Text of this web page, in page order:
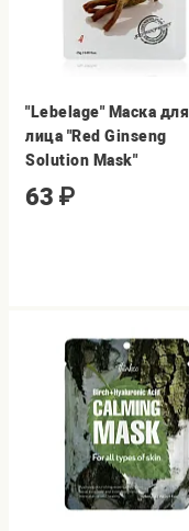
"Lebelage" Маска для
лица "Red Ginseng
Solution Mask"
63 ₽